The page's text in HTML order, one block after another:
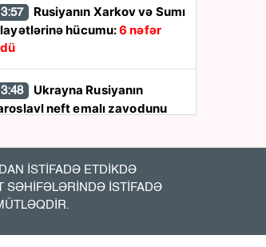
hücumu:6 nəfər
neft emalı zavodunu
İran Hörmüz boğazına
ələ keçirir
İSTİFADƏ ETDİKDƏ
SƏHİFƏLƏRİNDƏ İSTİFADƏ